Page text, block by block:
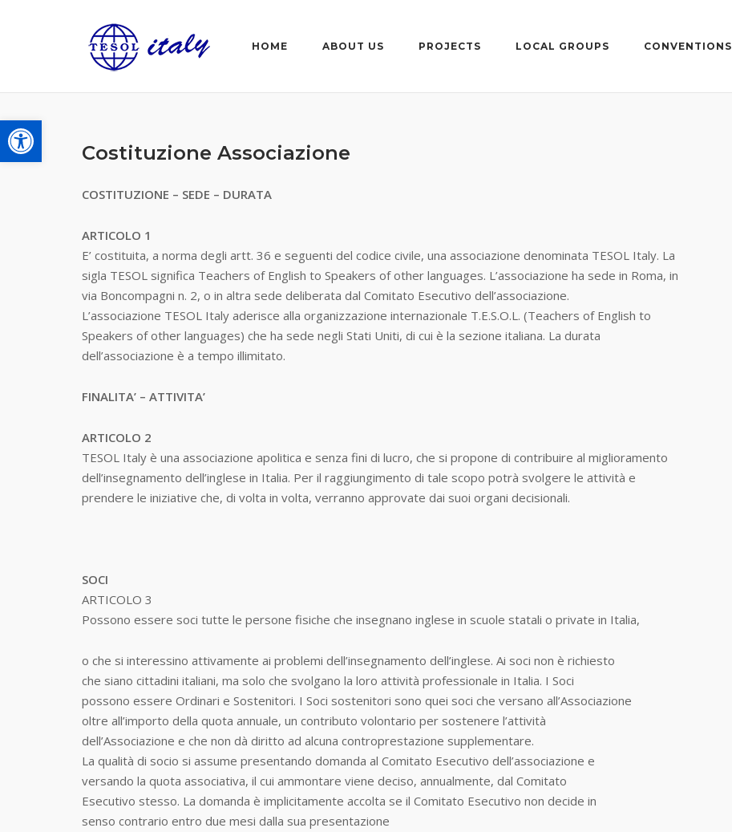
Open toolbar
HOME ABOUT US PROJECTS LOCAL GROUPS CONVENTIONS
Costituzione Associazione
COSTITUZIONE – SEDE – DURATA
ARTICOLO 1
E’ costituita, a norma degli artt. 36 e seguenti del codice civile, una associazione denominata TESOL Italy. La
sigla TESOL significa Teachers of English to Speakers of other languages. L’associazione ha sede in Roma, in
via Boncompagni n. 2, o in altra sede deliberata dal Comitato Esecutivo dell’associazione.
L’associazione TESOL Italy aderisce alla organizzazione internazionale T.E.S.O.L. (Teachers of English to
Speakers of other languages) che ha sede negli Stati Uniti, di cui è la sezione italiana. La durata
dell’associazione è a tempo illimitato.
FINALITA’ – ATTIVITA’
ARTICOLO 2
TESOL Italy è una associazione apolitica e senza fini di lucro, che si propone di contribuire al miglioramento
dell’insegnamento dell’inglese in Italia. Per il raggiungimento di tale scopo potrà svolgere le attività e
prendere le iniziative che, di volta in volta, verranno approvate dai suoi organi decisionali.
SOCI
ARTICOLO 3
Possono essere soci tutte le persone fisiche che insegnano inglese in scuole statali o private in Italia,
o che si interessino attivamente ai problemi dell’insegnamento dell’inglese. Ai soci non è richiesto
che siano cittadini italiani, ma solo che svolgano la loro attività professionale in Italia. I Soci
possono essere Ordinari e Sostenitori. I Soci sostenitori sono quei soci che versano all’Associazione
oltre all’importo della quota annuale, un contributo volontario per sostenere l’attività
dell’Associazione e che non dà diritto ad alcuna controprestazione supplementare.
La qualità di socio si assume presentando domanda al Comitato Esecutivo dell’associazione e
versando la quota associativa, il cui ammontare viene deciso, annualmente, dal Comitato
Esecutivo stesso. La domanda è implicitamente accolta se il Comitato Esecutivo non decide in
senso contrario entro due mesi dalla sua presentazione